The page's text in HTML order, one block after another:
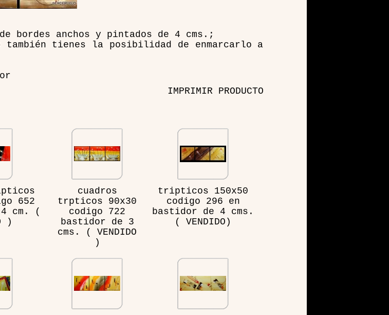
bordes anchos y pintados de 4 cms.;
también tienes la posibilidad de enmarcarlo a
IMPRIMIR PRODUCTO
652
cm. (
)
cuadros
trpticos 90x30
codigo 722
bastidor de 3
cms. ( VENDIDO
)
tripticos 150x50
codigo 296 en
bastidor de 4 cms.
( VENDIDO)